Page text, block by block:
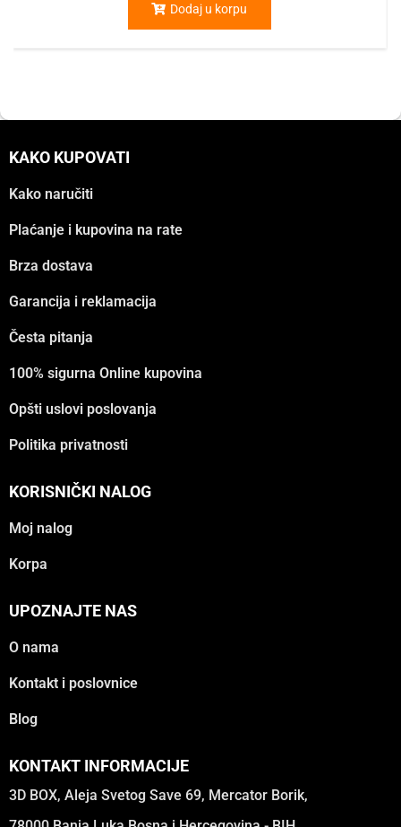
Dodaj u korpu
KAKO KUPOVATI
Kako naručiti
Plaćanje i kupovina na rate
Brza dostava
Garancija i reklamacija
Česta pitanja
100% sigurna Online kupovina
Opšti uslovi poslovanja
Politika privatnosti
KORISNIČKI NALOG
Moj nalog
Korpa
UPOZNAJTE NAS
O nama
Kontakt i poslovnice
Blog
KONTAKT INFORMACIJE
3D BOX, Aleja Svetog Save 69, Mercator Borik,